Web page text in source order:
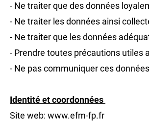
- Ne traiter que des données
- Ne traiter les données ainsi
- Ne traiter que les données
- Prendre toutes précautions utiles
- Ne pas communiquer ces
Identité et coordonnées
Site web: www.efm-fp.fr